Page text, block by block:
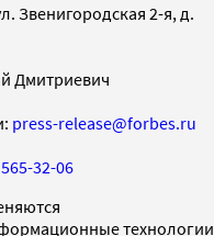
Звенигородская 2-я, д.
Дмитриевич
press-release@forbes.ru
32-06
технологии